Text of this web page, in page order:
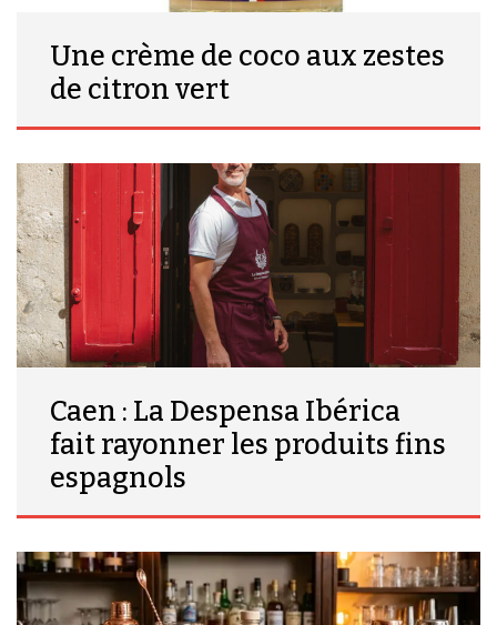
Une crème de coco aux zestes
de citron vert
Caen : La Despensa Ibérica
fait rayonner les produits fins
espagnols